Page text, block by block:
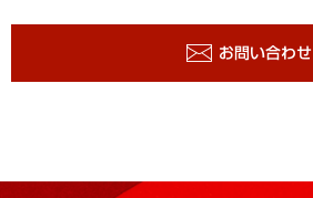
お問い合わせ